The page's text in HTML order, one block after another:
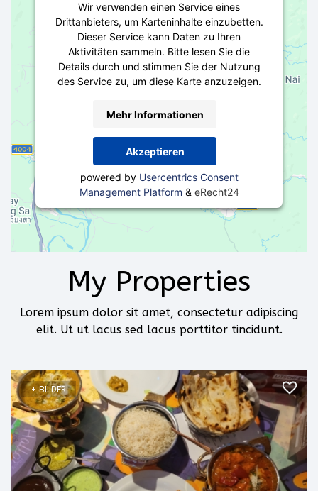
Wir verwenden einen Service eines
Drittanbieters, um Karteninhalte einzubetten.
Dieser Service kann Daten zu Ihren
Aktivitäten sammeln. Bitte lesen Sie die
Details durch und stimmen Sie der Nutzung
des Service zu, um diese Karte anzuzeigen.
Mehr Informationen
Akzeptieren
powered by Usercentrics Consent
Management Platform & eRecht24
My Properties
Lorem ipsum dolor sit amet, consectetur adipiscing
elit. Ut ut lacus sed lacus porttitor tincidunt.
+ BILDER